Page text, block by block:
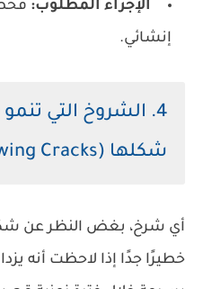
الإجراء المطلوب:
إنشائي.
4. الشروخ التي
شكلها (Rapidly Growing Cracks)
أي شرخ، بغض النظر عن
خطيرًا جدًا إذا لاحظت أنه